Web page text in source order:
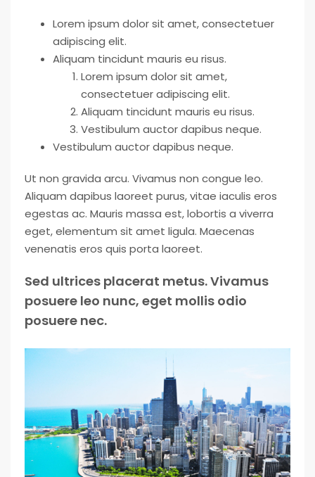
Lorem ipsum dolor sit amet, consectetuer
adipiscing elit.
Aliquam tincidunt mauris eu risus.
Lorem ipsum dolor sit amet,
consectetuer adipiscing elit.
Aliquam tincidunt mauris eu risus.
Vestibulum auctor dapibus neque.
Vestibulum auctor dapibus neque.
Ut non gravida arcu. Vivamus non congue leo.
Aliquam dapibus laoreet purus, vitae iaculis eros
egestas ac. Mauris massa est, lobortis a viverra
eget, elementum sit amet ligula. Maecenas
venenatis eros quis porta laoreet.
Sed ultrices placerat metus. Vivamus
posuere leo nunc, eget mollis odio
posuere nec.